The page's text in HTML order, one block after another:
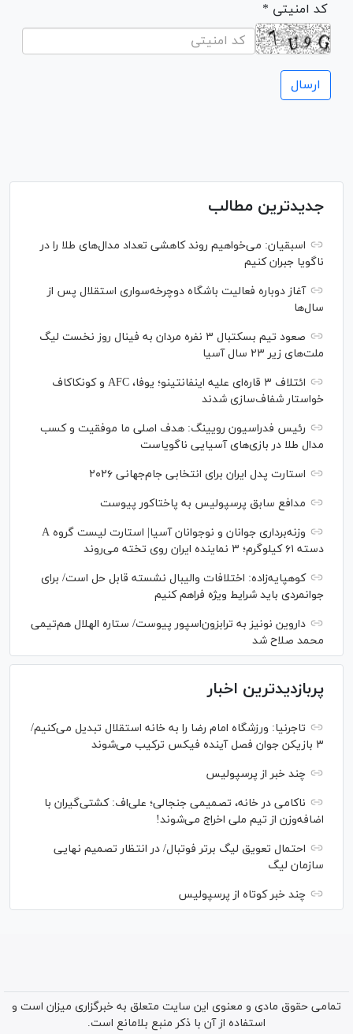
* کد امنیتی
جدیدترین مطالب
اسبقیان: می‌خواهیم روند کاهشی تعداد مدال‌های طلا را در
ناگویا جبران کنیم
آغاز دوباره فعالیت باشگاه دوچرخه‌سواری استقلال پس از
سال‌ها
صعود تیم بسکتبال ۳ نفره مردان به فینال روز نخست لیگ
ملت‌های زیر ۲۳ سال آسیا
ائتلاف ۳ قاره‌ای علیه اینفانتینو؛ یوفا، AFC و کونکاکاف
خواستار شفاف‌سازی شدند
رئیس فدراسیون رویینگ: هدف اصلی ما موفقیت و کسب
مدال طلا در بازی‌های آسیایی ناگویاست
استارت پدل ایران برای انتخابی جام‌جهانی ۲۰۲۶
مدافع سابق پرسپولیس به پاختاکور پیوست
وزنه‌برداری جوانان و نوجوانان آسیا| استارت لیست گروه A
دسته ۶۱ کیلوگرم؛ ۳ نماینده ایران روی تخته می‌روند
کوهپایه‌زاده: اختلافات والیبال نشسته قابل حل است/ برای
جوانمردی باید شرایط ویژه فراهم کنیم
داروین نونیز به ترابزون‌اسپور پیوست/ ستاره الهلال هم‌تیمی
محمد صلاح شد
پربازدیدترین اخبار
تاجرنیا: ورزشگاه امام رضا را به خانه استقلال تبدیل می‌کنیم/
۳ بازیکن جوان فصل آینده فیکس ترکیب می‌شوند
چند خبر از پرسپولیس
ناکامی در خانه، تصمیمی جنجالی؛ علی‌اف: کشتی‌گیران با
اضافه‌وزن از تیم ملی اخراج می‌شوند!
احتمال تعویق لیگ برتر فوتبال/ در انتظار تصمیم نهایی
سازمان لیگ
چند خبر کوتاه از پرسپولیس
تمامی حقوق مادی و معنوی این سایت متعلق به خبرگزاری میزان است و
استفاده از آن با ذکر منبع بلامانع است.